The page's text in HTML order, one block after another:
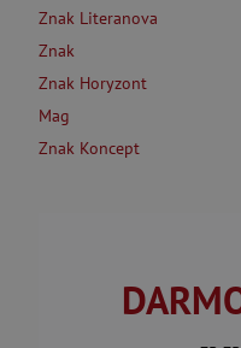
Znak Literanova
Znak
Znak Horyzont
Mag
Znak Koncept